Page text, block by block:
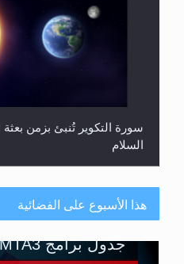
سورة التكوير تُنبئ بزمن
السلام
هذا الأسبوع على الفضائية
جدول برامج MTA3